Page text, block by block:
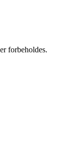
forbeholdes.